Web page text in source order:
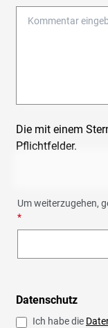
Die mit einem
Pflichtfelder.
Um weiterzugehen,
*
Datenschutz
Ich habe die